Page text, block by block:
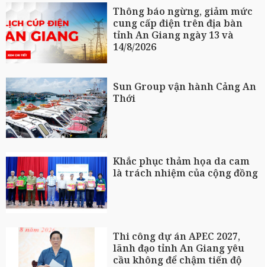
Thông báo ngừng, giảm mức
cung cấp điện trên địa bàn
tỉnh An Giang ngày 13 và
14/8/2026
Sun Group vận hành Cảng An
Thới
Khắc phục thảm họa da cam
là trách nhiệm của cộng đồng
Thi công dự án APEC 2027,
lãnh đạo tỉnh An Giang yêu
cầu không để chậm tiến độ